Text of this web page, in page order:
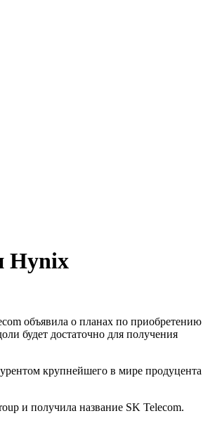
Hynix
объявила о планах по приобретению
будет достаточно для получения
крупнейшего в мире продуцента
и получила название SK Telecom.